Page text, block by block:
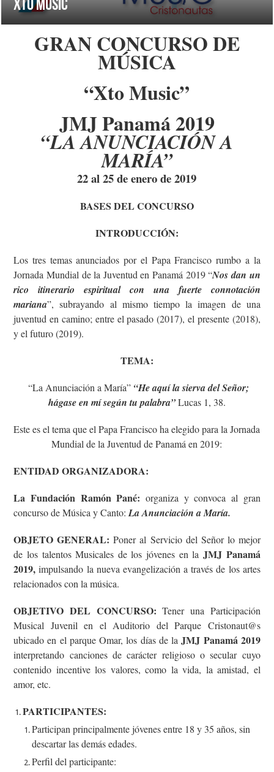
Xto Music
GRANCONCURSO DE
MÚSICA
“Xto Music”
JMJ Panamá 2019
“LA ANUNCIACIÓN A
MARÍA”
22 al 25 de enero de 2019
BASES DEL CONCURSO
INTRODUCCIÓN:
Los tres temas anunciados por el Papa Francisco rumbo a la
Jornada Mundial de la Juventud en Panamá 2019 “Nos dan un
rico itinerario espiritual con una fuerte connotación
mariana”, subrayando al mismo tiempo la imagen de una
juventud en camino; entre el pasado (2017), el presente (2018),
y el futuro (2019).
TEMA:
“La Anunciación a María” “He aquí la sierva del Señor;
hágase en mí según tu palabra”Lucas 1, 38.
Este es el tema que el Papa Francisco ha elegido para la Jornada
Mundial de la Juventud de Panamá en 2019:
ENTIDAD ORGANIZADORA:
La Fundación Ramón Pané: organiza y convoca al gran
concurso de Música y Canto:La Anunciación a María.
OBJETO GENERAL:Poner al Servicio del Señor lo mejor
de los talentos Musicales de los jóvenes en laJMJ Panamá
2019, impulsando la nueva evangelización a través de los artes
relacionados con la música.
OBJETIVO DEL CONCURSO: Tener una Participación
Musical Juvenil en el Auditorio del Parque Cristonaut@s
ubicado en el parque Omar, los días de laJMJ Panamá 2019
interpretando canciones de carácter religioso o secular cuyo
contenido incentive los valores, como la vida, la amistad, el
amor, etc.
PARTICIPANTES:
Participan principalmente jóvenes entre 18 y 35 años, sin
descartar las demás edades.
Perfil del participante: